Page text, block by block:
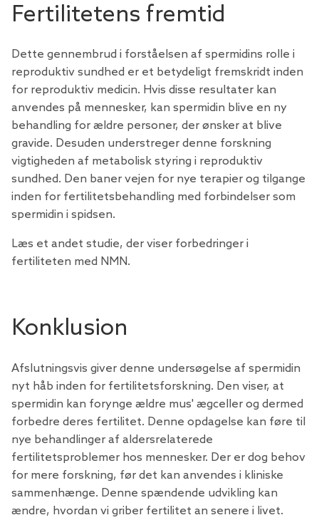
Fertilitetens fremtid
Dette gennembrud i forståelsen af ​​spermidins rolle i
reproduktiv sundhed er et betydeligt fremskridt inden
for reproduktiv medicin. Hvis disse resultater kan
anvendes på mennesker, kan spermidin blive en ny
behandling for ældre personer, der ønsker at blive
gravide. Desuden understreger denne forskning
vigtigheden af ​​metabolisk styring i reproduktiv
sundhed. Den baner vejen for nye terapier og tilgange
inden for fertilitetsbehandling med forbindelser som
spermidin i spidsen.
Læs et andet studie, der viser forbedringer i
fertiliteten med NMN.
Konklusion
Afslutningsvis giver denne undersøgelse af spermidin
nyt håb inden for fertilitetsforskning. Den viser, at
spermidin kan forynge ældre mus' ægceller og dermed
forbedre deres fertilitet. Denne opdagelse kan føre til
nye behandlinger af aldersrelaterede
fertilitetsproblemer hos mennesker. Der er dog behov
for mere forskning, før det kan anvendes i kliniske
sammenhænge. Denne spændende udvikling kan
ændre, hvordan vi griber fertilitet an senere i livet.